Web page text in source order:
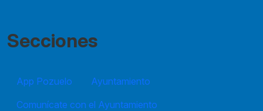
Secciones
App Pozuelo
Ayuntamiento
Comunícate con el Ayuntamiento